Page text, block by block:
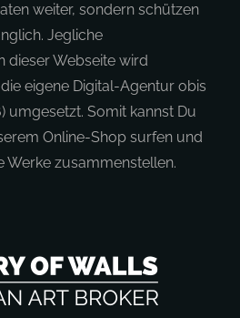
weiter, sondern schützen
Jegliche
dieser Webseite wird
eigene Digital-Agentur obis
umgesetzt. Somit kannst Du
Online-Shop surfen und
Werke zusammenstellen.